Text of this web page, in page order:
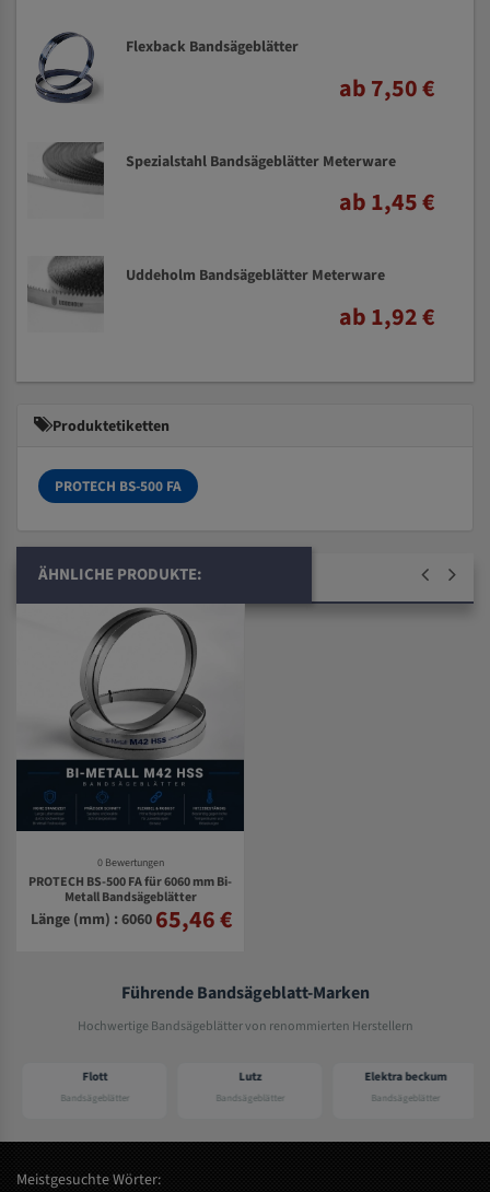
Flexback Bandsägeblätter
ab 7,50 €
Spezialstahl Bandsägeblätter Meterware
ab 1,45 €
Uddeholm Bandsägeblätter Meterware
ab 1,92 €
Produktetiketten
PROTECH BS-500 FA
ÄHNLICHE PRODUKTE:
0 Bewertungen
PROTECH BS-500 FA für 6060 mm Bi-
Metall Bandsägeblätter
Länge (mm) : 6060 65,46 €
Führende Bandsägeblatt-Marken
Hochwertige Bandsägeblätter von renommierten Herstellern
Flott
Bandsägeblätter
Lutz
Bandsägeblätter
Elektra beckum
Bandsägeblätter
Meistgesuchte Wörter: